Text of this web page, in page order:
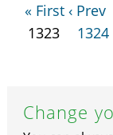
« First ‹ Prev
1323
1324
Change